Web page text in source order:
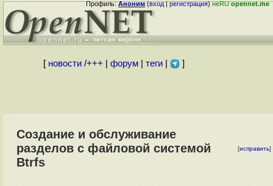
Профиль:Аноним(вход|регистрация)неRUopennet.me
[ новости/+++ форум| теги| ]
Создание и обслуживание
разделов с файловой системой
Btrfs
[исправить]